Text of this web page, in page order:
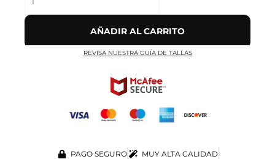
AÑADIR AL CARRITO
REVISA NUESTRA GUÍA DE TALLAS
PAGO SEGURO
MUY ALTA CALIDAD